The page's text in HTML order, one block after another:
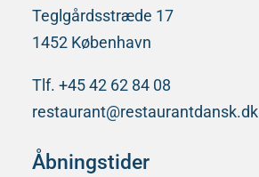
Teglgårdsstræde 17
1452 København
Tlf. +45 42 62 84 08
restaurant@restaurantdansk.dk
Åbningstider